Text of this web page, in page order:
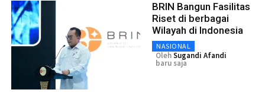
BRIN Bangun Fasilitas
Riset di berbagai
Wilayah di Indonesia
NASIONAL
OlehSugandi Afandi
baru saja